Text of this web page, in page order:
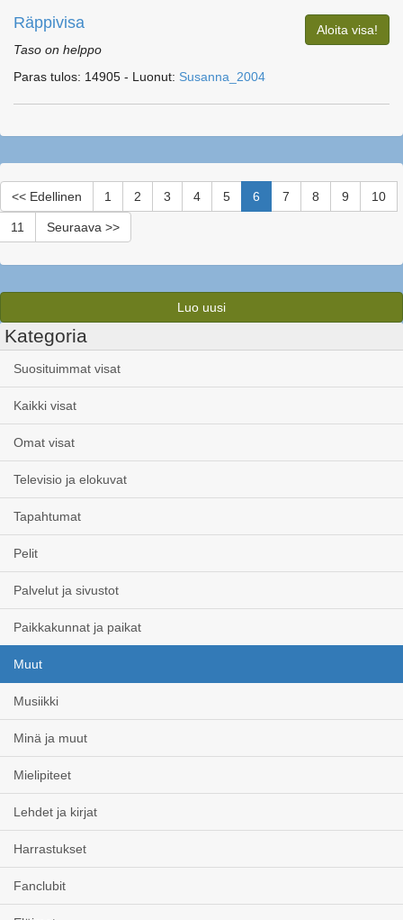
Aloita visa!
Räppivisa
Taso on helppo
Paras tulos: 14905 - Luonut: Susanna_2004
<< Edellinen 1 2 3 4 5 6 7 8 9 10
11 Seuraava >>
Luo uusi
Kategoria
Suosituimmat visat
Kaikki visat
Omat visat
Televisio ja elokuvat
Tapahtumat
Pelit
Palvelut ja sivustot
Paikkakunnat ja paikat
Muut
Musiikki
Minä ja muut
Mielipiteet
Lehdet ja kirjat
Harrastukset
Fanclubit